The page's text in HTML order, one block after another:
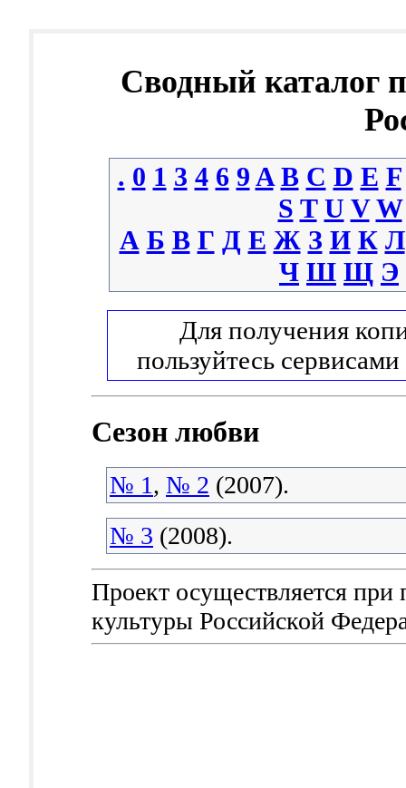
Сводный каталог
. 0 1 3 4 6 9 A B C D E F
S T U V W
А Б В Г Д Е Ж З И К Л
Ч Ш Щ Э
Для получения
пользуйтесь сервисами
Сезон любви
№ 1, № 2 (2007).
№ 3 (2008).
Проект осуществляется
культуры Российской